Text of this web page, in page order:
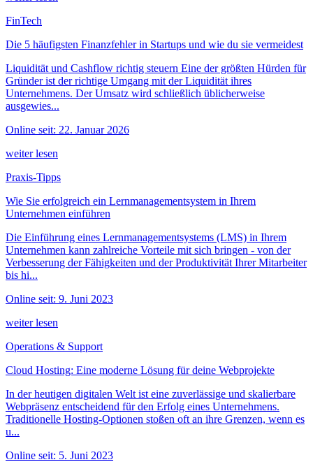
FinTech
Die 5 häufigsten Finanzfehler in Startups und wie du sie vermeidest
Liquidität und Cashflow richtig steuern Eine der größten Hürden für
Gründer ist der richtige Umgang mit der Liquidität ihres
Unternehmens. Der Umsatz wird schließlich üblicherweise
ausgewies...
Online seit: 22. Januar 2026
weiter lesen
Praxis-Tipps
Wie Sie erfolgreich ein Lernmanagementsystem in Ihrem
Unternehmen einführen
Die Einführung eines Lernmanagementsystems (LMS) in Ihrem
Unternehmen kann zahlreiche Vorteile mit sich bringen - von der
Verbesserung der Fähigkeiten und der Produktivität Ihrer Mitarbeiter
bis hi...
Online seit: 9. Juni 2023
weiter lesen
Operations & Support
Cloud Hosting: Eine moderne Lösung für deine Webprojekte
In der heutigen digitalen Welt ist eine zuverlässige und skalierbare
Webpräsenz entscheidend für den Erfolg eines Unternehmens.
Traditionelle Hosting-Optionen stoßen oft an ihre Grenzen, wenn es
u...
Online seit: 5. Juni 2023